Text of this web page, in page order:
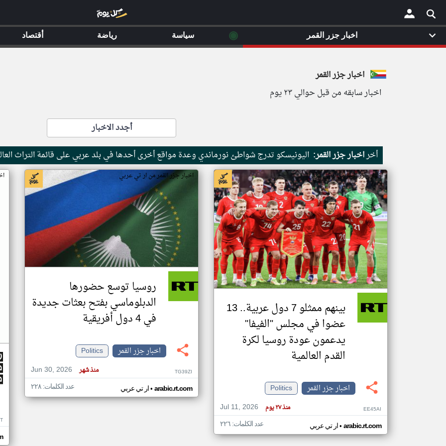
×
اخبار جزر القمر
اخبار سابقه من قبل حوالي ٢٣ يوم
أجدد الاخبار
أخراخبار جزر القمر: اليونيسكو تدرج شواطئ نورماندي وعدة مواقع أخرى أحدها في بلد عربي على قائمة التراث
اخبار جزر القمر من ار تي عربي
بينهم ممثلو 7 دول عربية.. 13
عضوا في مجلس "الفيفا"
يدعمون عودة روسيا لكرة
القدم العالمية
اخبار جزر القمر
Politics
Jul 11, 2026
منذ ٢٧ يوم EE45AI
ار تي عربي• arabic.rt.com عدد الكلمات: ٢٢٦
اخبار جزر القمر من ار تي عربي
روسيا توسع حضورها
الدبلوماسي بفتح بعثات جديدة
في 4 دول أفريقية
اخبار جزر القمر
Politics
Jun 30, 2026
منذ شهر TG39ZI
ار تي عربي• arabic.rt.com عدد الكلمات: ٢٢٨
اخبار جزر القمر ◉ سياسة رياضة أقتصاد